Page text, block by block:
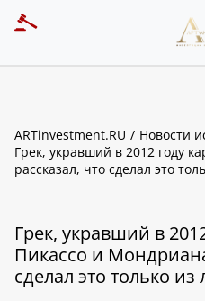
ARTinvestment.RU
Новости
Грек, укравший в 2012 году
рассказал, что сделал это
Грек, укравший в
Пикассо и
сделал это только из